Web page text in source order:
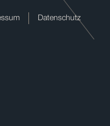
Datenschutz